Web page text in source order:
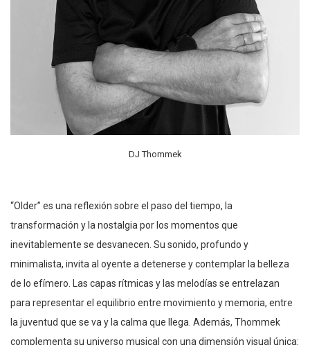
DJ Thommek
“Older” es una reflexión sobre el paso del tiempo, la
transformación y la nostalgia por los momentos que
inevitablemente se desvanecen. Su sonido, profundo y
minimalista, invita al oyente a detenerse y contemplar la belleza
de lo efímero. Las capas rítmicas y las melodías se entrelazan
para representar el equilibrio entre movimiento y memoria, entre
la juventud que se va y la calma que llega. Además, Thommek
complementa su universo musical con una dimensión visual única: